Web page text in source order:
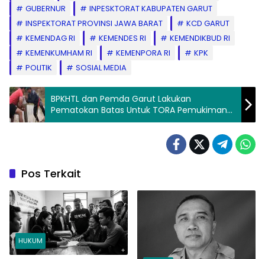
GUBERNUR
INPESKTORAT KABUPATEN GARUT
INSPEKTORAT PROVINSI JAWA BARAT
KCD GARUT
KEMENDAG RI
KEMENDES RI
KEMENDIKBUD RI
KEMENKUMHAM RI
KEMENPORA RI
KPK
POLITIK
SOSIAL MEDIA
BPKHTL dan Pemda Garut Lakukan
Pematokan Batas Untuk TORA Pemukiman
di Kawasan Hutan
Pos Terkait
HUKUM